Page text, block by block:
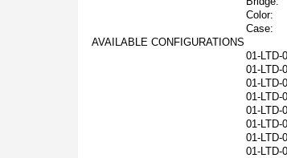
Color:
Case:
AVAILABLE CONFIGURATIONS
01-LTD-
01-LTD-
01-LTD-
01-LTD-
01-LTD-
01-LTD-
01-LTD-
01-LTD-